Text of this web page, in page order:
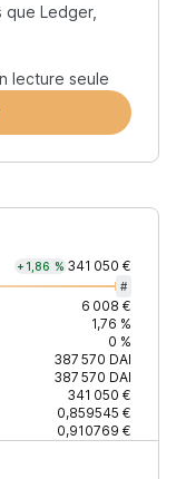
que Ledger,
lecture seule
+1,86 % 341 050 €
#
6 008 €
1,76 %
0 %
387 570 DAI
387 570 DAI
341 050 €
0,859545 €
0,910769 €